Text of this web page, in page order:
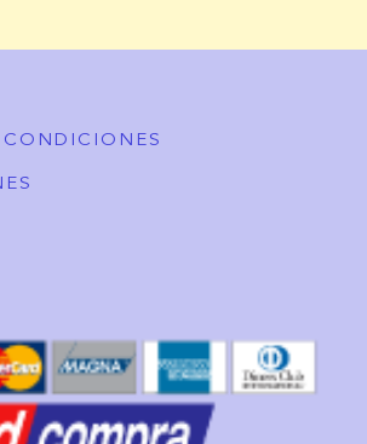
CONDICIONES